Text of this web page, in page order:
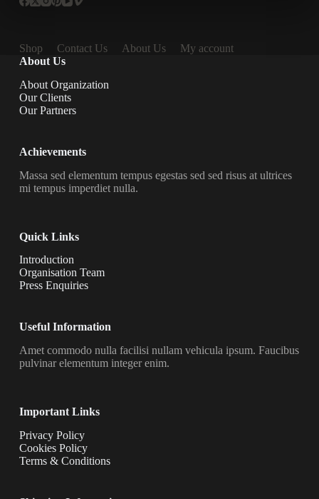
Shop Contact Us About Us
My account
About Us
About Organization
Our Clients
Our Partners
Achievements
Massa sed elementum tempus egestas sed sed risus at ultrices
mi tempus imperdiet nulla.
Quick Links
Introduction
Organisation Team
Press Enquiries
Useful Information
Amet commodo nulla facilisi nullam vehicula ipsum. Faucibus
pulvinar elementum integer enim.
Important Links
Privacy Policy
Cookies Policy
Terms & Conditions